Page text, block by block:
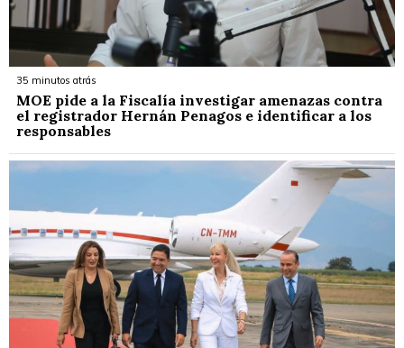
35 minutos atrás
MOE pide a la Fiscalía investigar amenazas contra
el registrador Hernán Penagos e identificar a los
responsables